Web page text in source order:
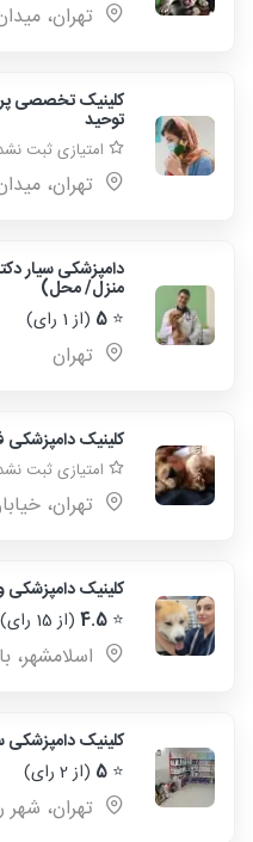
تهران،
کلینیک تخصصی
توحید
امتیازی ثبت
تهران،
دامپزشکی سیار
منزل/ محل)
⭐
5 (از 1 رای)
تهران
کلینیک دامپزشکی
امتیازی ثبت
تهران،
کلینیک
⭐
4.5 (از 15 رای)
کلینیک
⭐
5 (از 2 رای)
تهران،